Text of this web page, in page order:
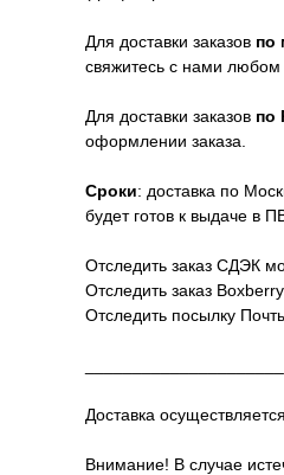
Для доставки заказов по
свяжитесь с нами
Для доставки заказов по
оформлении заказа.
Сроки: доставка по
будет готов к выдаче в
Отследить заказ СДЭК
Отследить заказ
Отследить посылку
Доставка
Внимание! В случае